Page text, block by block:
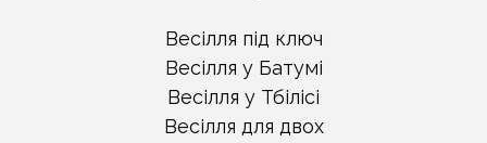
Весілля під ключ
Весілля у Батумі
Весілля у Тбілісі
Весілля для двох